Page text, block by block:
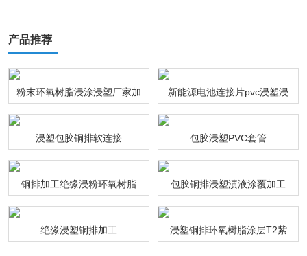
产品推荐
粉末环氧树脂浸涂浸塑厂家加
工
新能源电池连接片pvc浸塑浸
粉通达利厂家
浸塑包胶铜排软连接 包胶浸塑PVC套管
铜排加工绝缘浸粉环氧树脂 包胶铜排浸塑渍液涂覆加工
绝缘浸塑铜排加工 浸塑铜排环氧树脂涂层T2紫